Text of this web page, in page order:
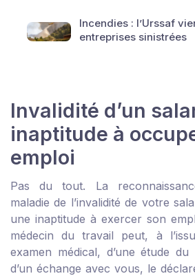
Incendies : l’Urssaf
entreprises sinistrées
Invalidité d’un
inaptitude à
emploi
Pas du tout. La
maladie de l’invalidité de votre
une inaptitude à exercer son
médecin du travail peut, à
examen médical, d’une étude
d’un échange avec vous, le